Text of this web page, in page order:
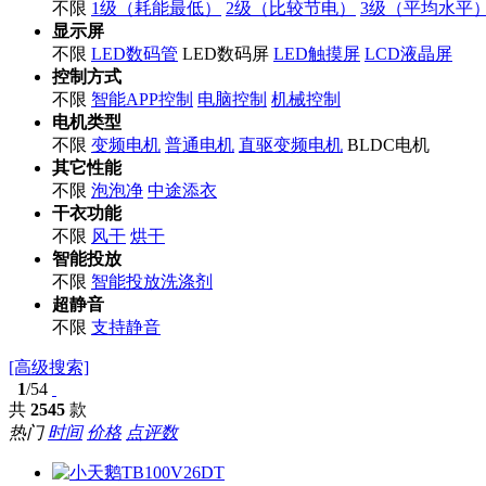
不限 1级（耗能最低） 2级（比较节电） 3级（平均水平）
显示屏
不限 LED数码管 LED数码屏 LED触摸屏 LCD液晶屏
控制方式
不限 智能APP控制 电脑控制 机械控制
电机类型
不限 变频电机 普通电机 直驱变频电机 BLDC电机
其它性能
不限 泡泡净 中途添衣
干衣功能
不限 风干 烘干
智能投放
不限 智能投放洗涤剂
超静音
不限 支持静音
[高级搜索]
1/54
共 2545 款
热门 时间 价格 点评数